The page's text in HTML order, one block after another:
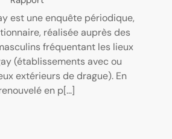
est une enquête périodique,
réalisée auprès des
fréquentant les lieux
(établissements avec ou
extérieurs de drague). En
en p[...]